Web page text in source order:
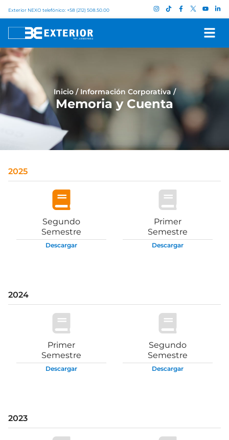
Exterior NEXO telefónico: +58 (212) 508.50.00
Inicio/ Información Corporativa/
Memoria y Cuenta
2025
Segundo
Semestre
Descargar
Primer
Semestre
Descargar
2024
Primer
Semestre
Descargar
Segundo
Semestre
Descargar
2023